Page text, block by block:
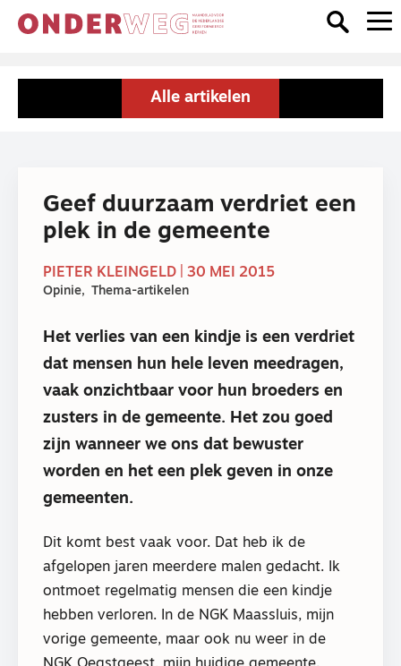
Alle artikelen
Geef duurzaam verdriet een
plek in de gemeente
PIETER KLEINGELD | 30 MEI 2015
Opinie Thema-artikelen
Het verlies van een kindje is een verdriet
dat mensen hun hele leven meedragen,
vaak onzichtbaar voor hun broeders en
zusters in de gemeente. Het zou goed
zijn wanneer we ons dat bewuster
worden en het een plek geven in onze
gemeenten.
Dit komt best vaak voor. Dat heb ik de
afgelopen jaren meerdere malen gedacht. Ik
ontmoet regelmatig mensen die een kindje
hebben verloren. In de NGK Maassluis, mijn
vorige gemeente, maar ook nu weer in de